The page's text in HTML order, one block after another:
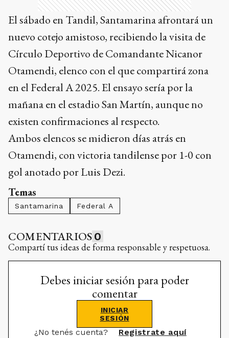
El sábado en Tandil, Santamarina afrontará un
nuevo cotejo amistoso, recibiendo la visita de
Círculo Deportivo de Comandante Nicanor
Otamendi, elenco con el que compartirá zona
en el Federal A 2025. El ensayo sería por la
mañana en el estadio San Martín, aunque no
existen confirmaciones al respecto.
Ambos elencos se midieron días atrás en
Otamendi, con victoria tandilense por 1-0 con
gol anotado por Luis Dezi.
Temas
Santamarina Federal A
COMENTARIOS 0
Compartí tus ideas de forma responsable y respetuosa.
Debes iniciar sesión para poder
comentar
INICIAR
SESIÓN
¿No tenés cuenta? Registrate aquí